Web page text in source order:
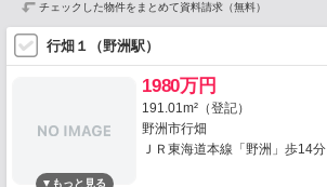
チェックした物件をまとめて資料請求（無料）
行畑１（野洲駅）
1980万円
191.01m²（登記）
野洲市行畑
ＪＲ東海道本線「野洲」歩14分